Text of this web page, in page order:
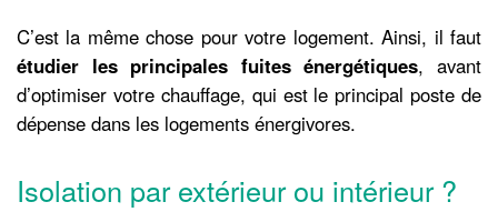
C’est la même chose pour votre logement. Ainsi, il faut
étudier les principales fuites énergétiques, avant
d’optimiser votre chauffage, qui est le principal poste de
dépense dans les logements énergivores.
Isolation par extérieur ou intérieur ?